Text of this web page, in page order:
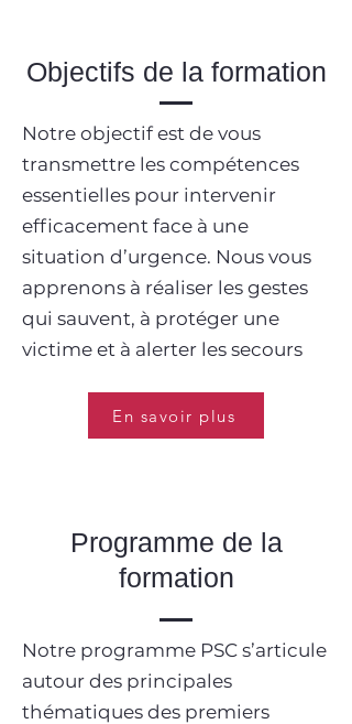
Objectifs de la formation
Notre objectif est de vous
transmettre les compétences
essentielles pour intervenir
efficacement face à une
situation d’urgence. Nous vous
apprenons à réaliser les gestes
qui sauvent, à protéger une
victime et à alerter les secours
En savoir plus
Programme de la
formation
Notre programme PSC s’articule
autour des principales
thématiques des premiers